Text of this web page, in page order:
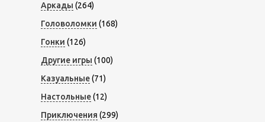
Аркады (264)
Головоломки (168)
Гонки (126)
Другие игры (100)
Казуальные(71)
Настольные(12)
Приключения (299)